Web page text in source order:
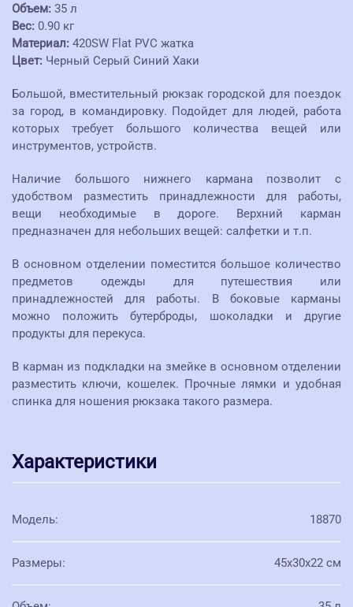
Объем: 35 л
Вес: 0.90 кг
Материал: 420SW Flat PVC жатка
Цвет: Черный Серый Синий Хаки
Большой, вместительный рюкзак городской для поездок
за город, в командировку. Подойдет для людей, работа
которых требует большого количества вещей или
инструментов, устройств.
Наличие большого нижнего кармана позволит с
удобством разместить принадлежности для работы,
вещи необходимые в дороге. Верхний карман
предназначен для небольших вещей: салфетки и т.п.
В основном отделении поместится большое количество
предметов одежды для путешествия или
принадлежностей для работы. В боковые карманы
можно положить бутерброды, шоколадки и другие
продукты для перекуса.
В карман из подкладки на змейке в основном отделении
разместить ключи, кошелек. Прочные лямки и удобная
спинка для ношения рюкзака такого размера.
Характеристики
Модель: 18870
Размеры: 45x30x22 см